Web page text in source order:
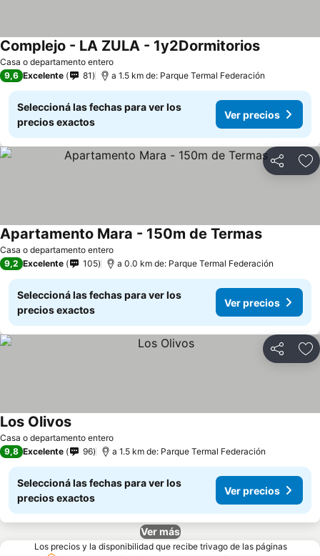
Casa o departamento entero
Complejo - LA ZULA - 1y2DormitoriosVer precios
9,6 Excelente 81 a 1.5 km de: Parque Termal Federación
Seleccioná las fechas para ver los
precios exactos
Ver precios
Compartir
Casa o departamento entero
Apartamento Mara - 150m de TermasVer
9,2 Excelente 105 a 0.0 km de: Parque Termal Federación
Seleccioná las fechas para ver los
precios exactos
Ver precios
Compartir
Casa o departamento entero
Los OlivosVer precios
9,8 Excelente 96 a 1.5 km de: Parque Termal Federación
Seleccioná las fechas para ver los
precios exactos
Ver precios
Ver más
Los precios y la disponibilidad que recibe trivago de las páginas